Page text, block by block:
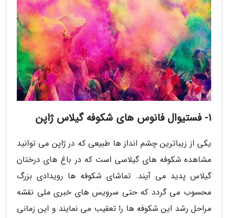
1- فستیوال فانوس های شکوفه گیلاس ژاپن
یکی از زیباترین چشم انداز ها طبیعی که در ژاپن می توانید
مشاهده شکوفه های گیلاسی است که در باغ های درختان
گیلاس پدید می آیند. تماشای شکوفه ها رویدادی بزرگ
محسوب می گردد که حتی سرویس های خبری ملی نقشه
مراحل رشد این شکوفه ها را تعقیب می نمایند و این زمانی